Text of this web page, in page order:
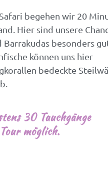
begehen wir 20
Hier sind unsere
besonders
können uns hier
bedeckte
30 Tauchgänge
möglich.